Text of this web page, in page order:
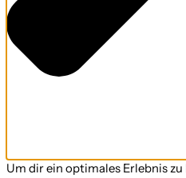
Um dir ein optimales Erlebnis